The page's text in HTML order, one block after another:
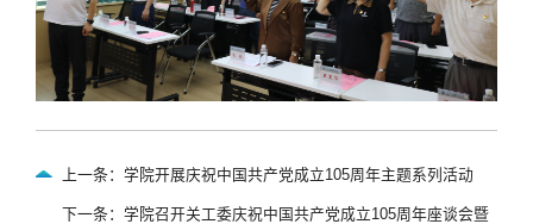
上一条：学院开展庆祝中国共产党成立105周年主题系列活动
下一条：学院召开关工委庆祝中国共产党成立105周年座谈会暨